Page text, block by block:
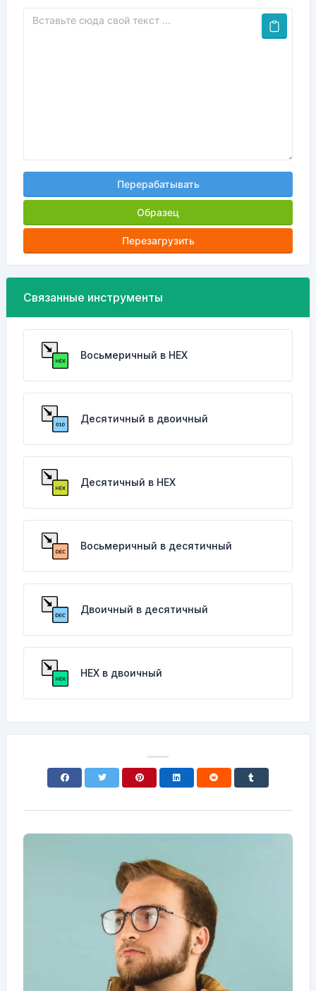
Перерабатывать
Образец
Перезагрузить
Связанные инструменты
Восьмеричный в HEX
Десятичный в двоичный
Десятичный в HEX
Восьмеричный в десятичный
Двоичный в десятичный
HEX в двоичный